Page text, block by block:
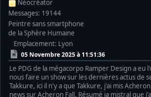
Néocréator
Messages: 19144
Peintre sans smartphone
de la Sphère Humaine
Emplacement: Lyon
05 Novembre 2025 à 11:51:36
Le PDG de la mégacorpo Ramper Design a eu
nous faire un show sur les dernières actus de
Takkure, ici il n'y a que Takkure, j'ai mis
news sur Acheron Fall. Résumé ia mistral que